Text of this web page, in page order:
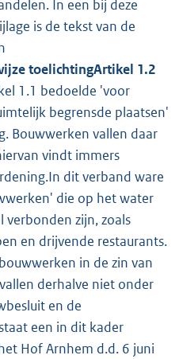
In een bij deze
is de tekst van de
toelichtingArtikel 1.2
1.1 bedoelde 'voor
begrensde plaatsen'
Bouwwerken vallen daar
vindt immers
dit verband ware
die op het water
verbonden zijn, zoals
en drijvende restaurants.
in de zin van
derhalve niet onder
en de
een in dit kader
Hof Arnhem d.d. 6 juni